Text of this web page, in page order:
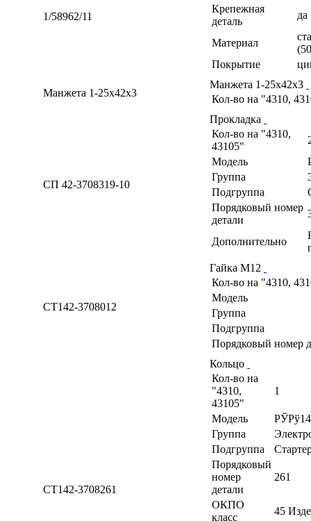
1/58962/11
Крепежная
деталь
да
Материал
Покрытие
Манжета 1-25х42х3
Манжета 1-25х42х3
Кол-во на "4310,
СП 42-3708319-10
Прокладка
Кол-во на "4310,
43105"
Модель
Группа
Подгруппа
Порядковый номер
детали
Дополнительно
СТ142-3708012
Гайка М12
Кол-во на "4310,
Модель
Группа
Подгруппа
Порядковый номер
СТ142-3708261
Кольцо
Кол-во на
"4310,
43105"
1
Модель
Группа
Подгруппа
Порядковый
номер
детали
261
ОКПО
класс
45